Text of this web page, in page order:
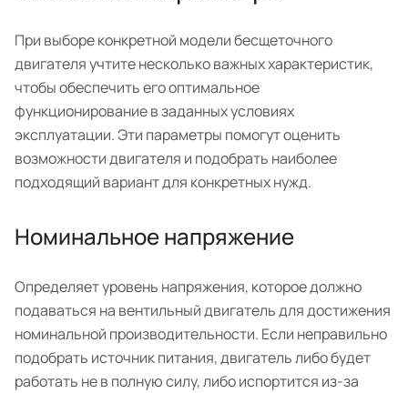
При выборе конкретной модели бесщеточного
двигателя учтите несколько важных характеристик,
чтобы обеспечить его оптимальное
функционирование в заданных условиях
эксплуатации. Эти параметры помогут оценить
возможности двигателя и подобрать наиболее
подходящий вариант для конкретных нужд.
Номинальное напряжение
Определяет уровень напряжения, которое должно
подаваться на вентильный двигатель для достижения
номинальной производительности. Если неправильно
подобрать источник питания, двигатель либо будет
работать не в полную силу, либо испортится из-за